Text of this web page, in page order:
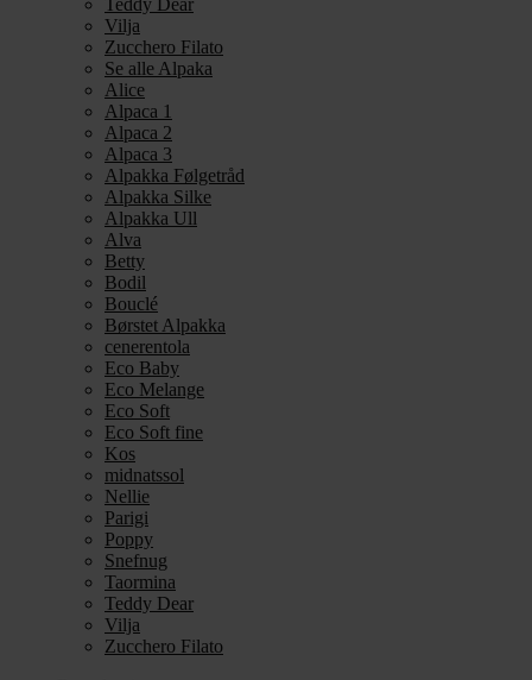
Teddy Dear
Vilja
Zucchero Filato
Se alle Alpaka
Alice
Alpaca 1
Alpaca 2
Alpaca 3
Alpakka Følgetråd
Alpakka Silke
Alpakka Ull
Alva
Betty
Bodil
Bouclé
Børstet Alpakka
cenerentola
Eco Baby
Eco Melange
Eco Soft
Eco Soft fine
Kos
midnatssol
Nellie
Parigi
Poppy
Snefnug
Taormina
Teddy Dear
Vilja
Zucchero Filato